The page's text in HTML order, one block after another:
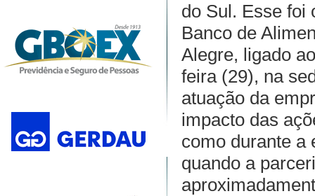
do Sul. Esse foi
Banco de
Alegre, ligado
feira (29), na
atuação da
impacto das
como durante a
quando a